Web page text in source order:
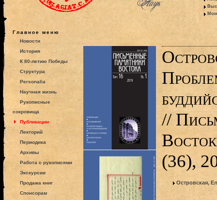
Главное меню
Новости
История
К 80-летию Победы
Структура
Personalia
Научная жизнь
Рукописные
сокровища
Публикации
Лекторий
Периодика
Архивы
Работа с рукописями
Экскурсии
Продажа книг
Спонсорам
//
(36),
Островская,